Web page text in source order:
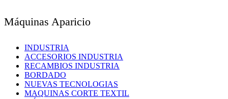
Máquinas Aparicio
INDUSTRIA
ACCESORIOS INDUSTRIA
RECAMBIOS INDUSTRIA
BORDADO
NUEVAS TECNOLOGIAS
MAQUINAS CORTE TEXTIL